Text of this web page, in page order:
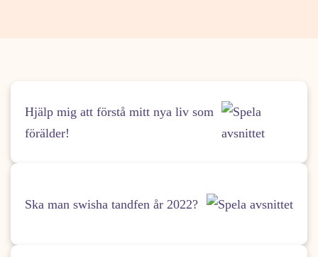
Hjälp mig att förstå mitt nya liv som
förälder!
Ska man swisha tandfen år 2022?